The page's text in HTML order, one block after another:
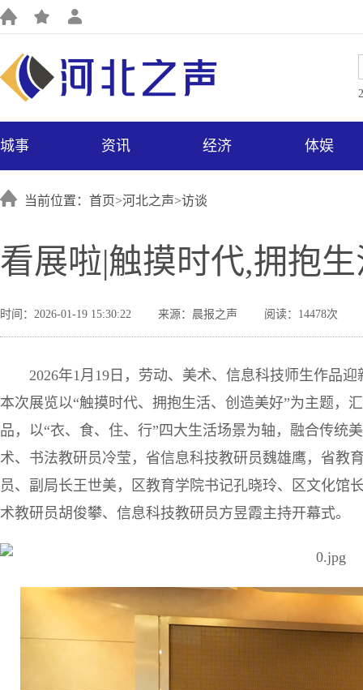
城事 资讯 经济 体娱
当前位置：首页>河北之声>访谈
看展啦|触摸时代,拥抱
时间：2026-01-19 15:30:22 来源：晨报之声 阅读：14478次
2026年1月19日，劳动、美术、信息科技师生作品
本次展览以“触摸时代、拥抱生活、创造美好”为主题，
品，以“衣、食、住、行”四大生活场景为轴，融合传统
术、书法教研员冷莹，省信息科技教研员魏雄鹰，省教
员、副局长王世美，区教育学院书记孔晓玲、区文化馆
术教研员胡俊攀、信息科技教研员方昱霞主持开幕式。